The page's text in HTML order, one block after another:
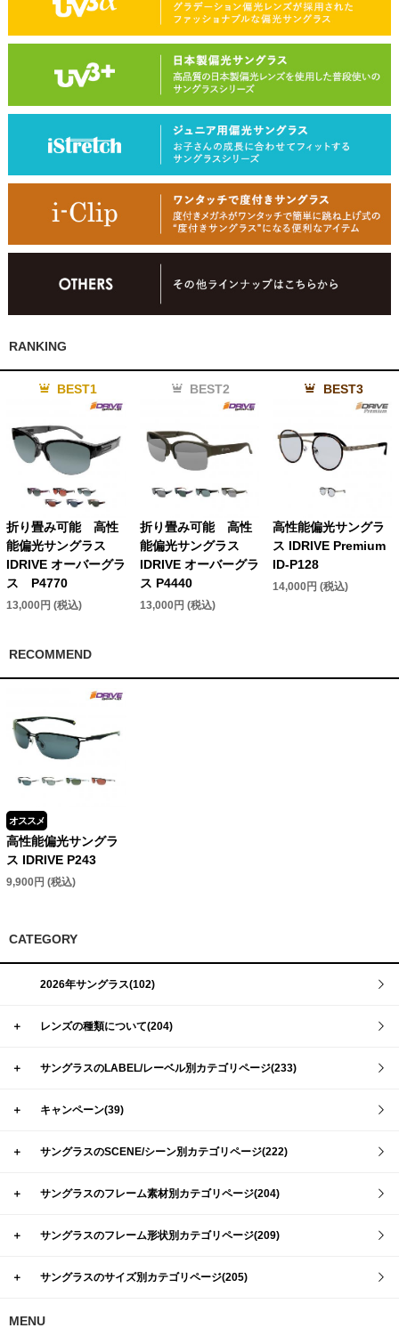
RANKING
BEST1
折り畳み可能 高性
能偏光サングラス
IDRIVE オーバーグラ
ス P4770
13,000円 (税込)
BEST2
折り畳み可能 高性
能偏光サングラス
IDRIVE オーバーグラ
ス P4440
13,000円 (税込)
BEST3
高性能偏光サングラ
ス IDRIVE Premium
ID-P128
14,000円 (税込)
RECOMMEND
オススメ
高性能偏光サングラ
ス IDRIVE P243
9,900円 (税込)
CATEGORY
2026年サングラス(102)
＋ レンズの種類について(204)
＋ サングラスのLABEL/レーベル別カテゴリページ(233)
＋ キャンペーン(39)
＋ サングラスのSCENE/シーン別カテゴリページ(222)
＋ サングラスのフレーム素材別カテゴリページ(204)
＋ サングラスのフレーム形状別カテゴリページ(209)
＋ サングラスのサイズ別カテゴリページ(205)
MENU